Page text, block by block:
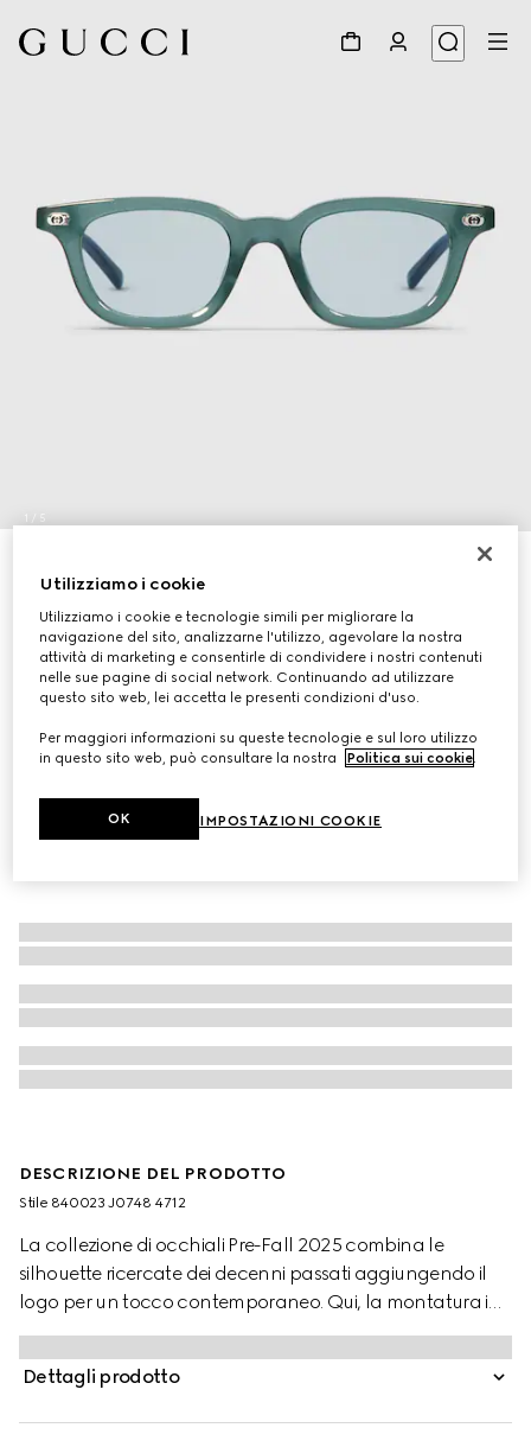
1 / 5
€ 275
Varianteblu opale
DESCRIZIONE DEL PRODOTTO
Stile ‎840023 J0748 4712
La collezione di occhiali Pre-Fall 2025 combina le
silhouette ricercate dei decenni passati aggiungendo il
logo per un tocco contemporaneo. Qui, la montatura in
acetato blu opale è completata dal motivo Incrocio GG
e dal logo Gucci inciso.
Dettagli prodotto
Utilizziamo i cookie
Utilizziamo i cookie e tecnologie simili per migliorare la
navigazione del sito, analizzarne l'utilizzo, agevolare la nostra
attività di marketing e consentirle di condividere i nostri contenuti
nelle sue pagine di social network. Continuando ad utilizzare
questo sito web, lei accetta le presenti condizioni d'uso.
Per maggiori informazioni su queste tecnologie e sul loro utilizzo
in questo sito web, può consultare la nostra
Politica sui cookie.
IMPOSTAZIONI COOKIE
OK